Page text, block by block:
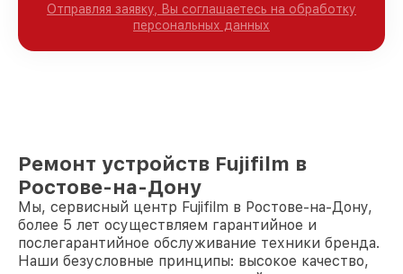
Отправляя заявку, Вы соглашаетесь на обработку
персональных данных
Ремонт устройств Fujifilm в
Ростове-на-Дону
Мы, сервисный центр Fujifilm в Ростове-на-Дону,
более 5 лет осуществляем гарантийное и
послегарантийное обслуживание техники бренда.
Наши безусловные принципы: высокое качество,